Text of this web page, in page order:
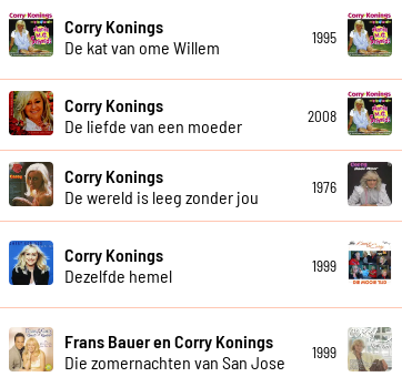
Corry Konings
De kat van ome Willem
1995
Corry Konings
De liefde van een moeder
2008
Corry Konings
De wereld is leeg zonder jou
1976
Corry Konings
Dezelfde hemel
1999
Frans Bauer en Corry Konings
Die zomernachten van San Jose
1999